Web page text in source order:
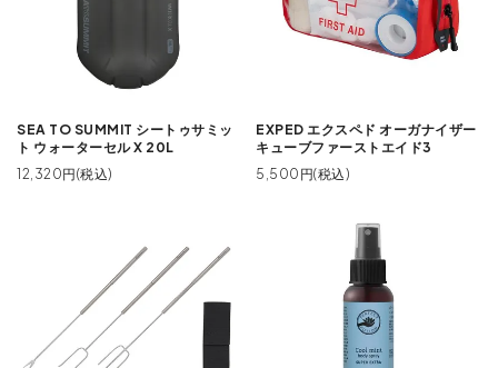
SEA TO SUMMIT シートゥサミッ
ト ウォーターセル X 20L
12,320円(税込)
EXPED エクスペド オーガナイザー
キューブファーストエイド3
5,500円(税込)